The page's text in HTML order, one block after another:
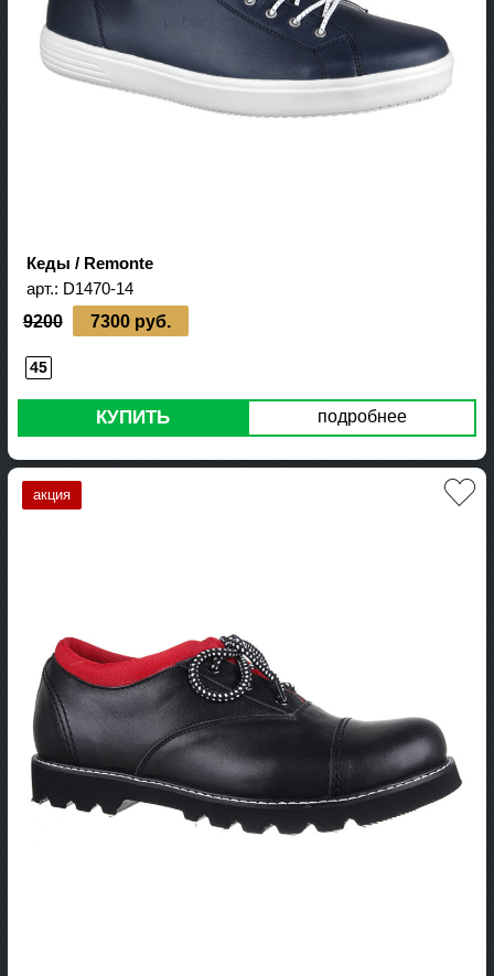
Кеды / Remonte
арт.: D1470-14
9200 7300 руб.
45
подробнее
КУПИТЬ